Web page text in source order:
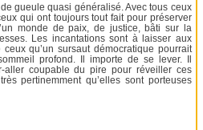
gueule quasi généralisé. Avec tous ceux
qui ont toujours tout fait pour préserver
monde de paix, de justice, bâti sur la
Les incantations sont à laisser aux
qu’un sursaut démocratique pourrait
profond. Il importe de se lever. Il
aller coupable du pire pour réveiller ces
pertinemment qu’elles sont porteuses